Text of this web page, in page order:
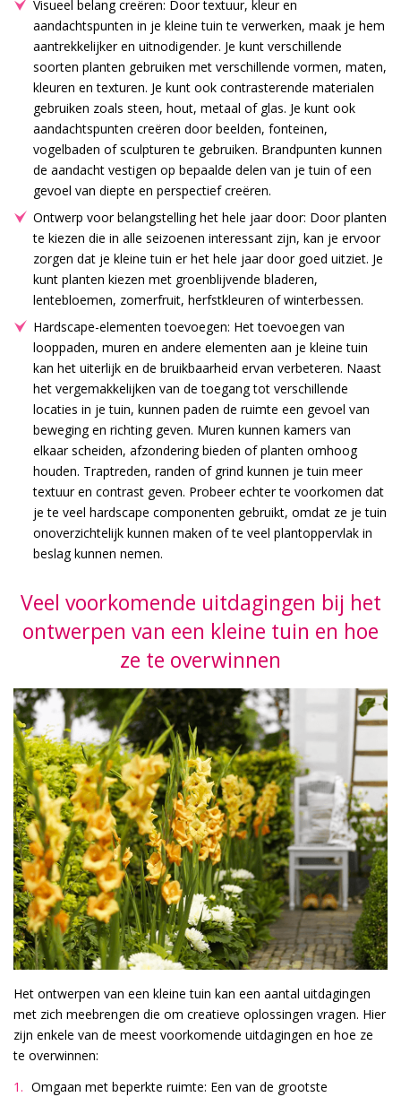
Visueel belang creëren: Door textuur, kleur en
aandachtspunten in je kleine tuin te verwerken, maak je hem
aantrekkelijker en uitnodigender. Je kunt verschillende
soorten planten gebruiken met verschillende vormen, maten,
kleuren en texturen. Je kunt ook contrasterende materialen
gebruiken zoals steen, hout, metaal of glas. Je kunt ook
aandachtspunten creëren door beelden, fonteinen,
vogelbaden of sculpturen te gebruiken. Brandpunten kunnen
de aandacht vestigen op bepaalde delen van je tuin of een
gevoel van diepte en perspectief creëren.
Ontwerp voor belangstelling het hele jaar door: Door planten
te kiezen die in alle seizoenen interessant zijn, kan je ervoor
zorgen dat je kleine tuin er het hele jaar door goed uitziet. Je
kunt planten kiezen met groenblijvende bladeren,
lentebloemen, zomerfruit, herfstkleuren of winterbessen.
Hardscape-elementen toevoegen: Het toevoegen van
looppaden, muren en andere elementen aan je kleine tuin
kan het uiterlijk en de bruikbaarheid ervan verbeteren. Naast
het vergemakkelijken van de toegang tot verschillende
locaties in je tuin, kunnen paden de ruimte een gevoel van
beweging en richting geven. Muren kunnen kamers van
elkaar scheiden, afzondering bieden of planten omhoog
houden. Traptreden, randen of grind kunnen je tuin meer
textuur en contrast geven. Probeer echter te voorkomen dat
je te veel hardscape componenten gebruikt, omdat ze je tuin
onoverzichtelijk kunnen maken of te veel plantoppervlak in
beslag kunnen nemen.
Veel voorkomende uitdagingen bij het
ontwerpen van een kleine tuin en hoe
ze te overwinnen
Het ontwerpen van een kleine tuin kan een aantal uitdagingen
met zich meebrengen die om creatieve oplossingen vragen. Hier
zijn enkele van de meest voorkomende uitdagingen en hoe ze
te overwinnen:
Omgaan met beperkte ruimte: Een van de grootste